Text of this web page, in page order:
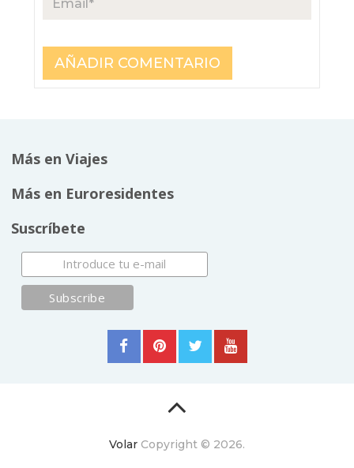
Más en Viajes
Más en Euroresidentes
Suscríbete
Volar Copyright © 2026.